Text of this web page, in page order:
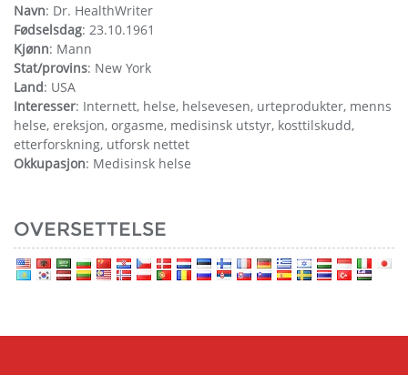
Navn: Dr. HealthWriter
Fødselsdag: 23.10.1961
Kjønn: Mann
Stat/provins: New York
Land: USA
Interesser: Internett, helse, helsevesen, urteprodukter, menns
helse, ereksjon, orgasme, medisinsk utstyr, kosttilskudd,
etterforskning, utforsk nettet
Okkupasjon: Medisinsk helse
OVERSETTELSE